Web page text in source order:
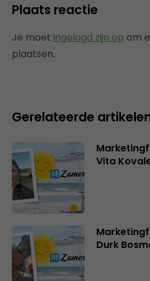
Plaats reactie
Je moet ingelogd zijn op om
plaatsen.
Gerelateerde
Vita
Durk